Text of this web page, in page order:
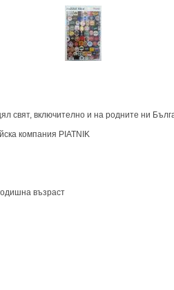
свят, включително и на родните ни
компания PIATNIK
възраст